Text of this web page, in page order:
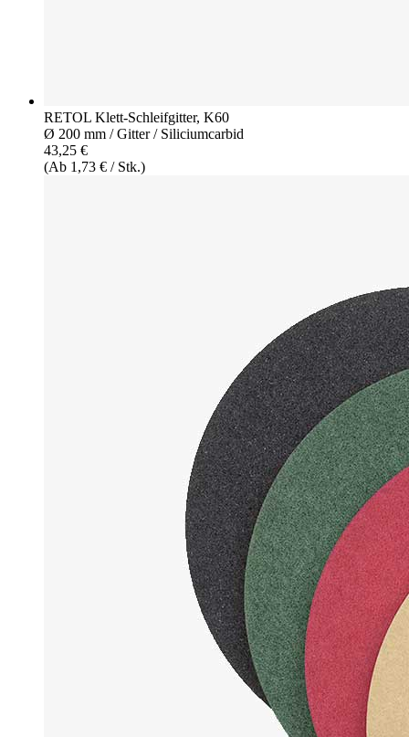
RETOL Klett-Schleifgitter, K60
Ø 200 mm / Gitter / Siliciumcarbid
43,25 €
(Ab 1,73 € / Stk.)